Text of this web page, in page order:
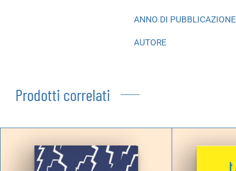
ANNO DI PUBBLICAZIONE
AUTORE
Prodotti correlati